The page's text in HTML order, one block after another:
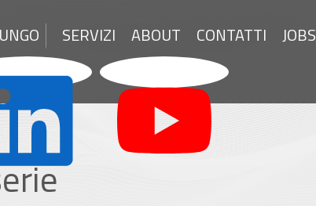
SERVIZI ABOUT CONTATTI JOBS